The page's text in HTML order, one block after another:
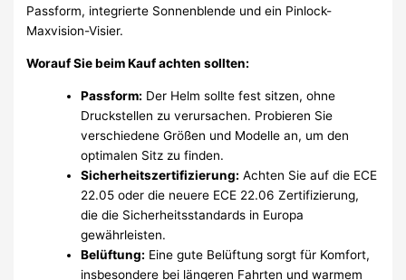
Passform, integrierte Sonnenblende und ein Pinlock-
Maxvision-Visier.
Worauf Sie beim Kauf achten sollten:
Passform: Der Helm sollte fest sitzen, ohne
Druckstellen zu verursachen. Probieren Sie
verschiedene Größen und Modelle an, um den
optimalen Sitz zu finden.
Sicherheitszertifizierung: Achten Sie auf die ECE
22.05 oder die neuere ECE 22.06 Zertifizierung,
die die Sicherheitsstandards in Europa
gewährleisten.
Belüftung: Eine gute Belüftung sorgt für Komfort,
insbesondere bei längeren Fahrten und warmem